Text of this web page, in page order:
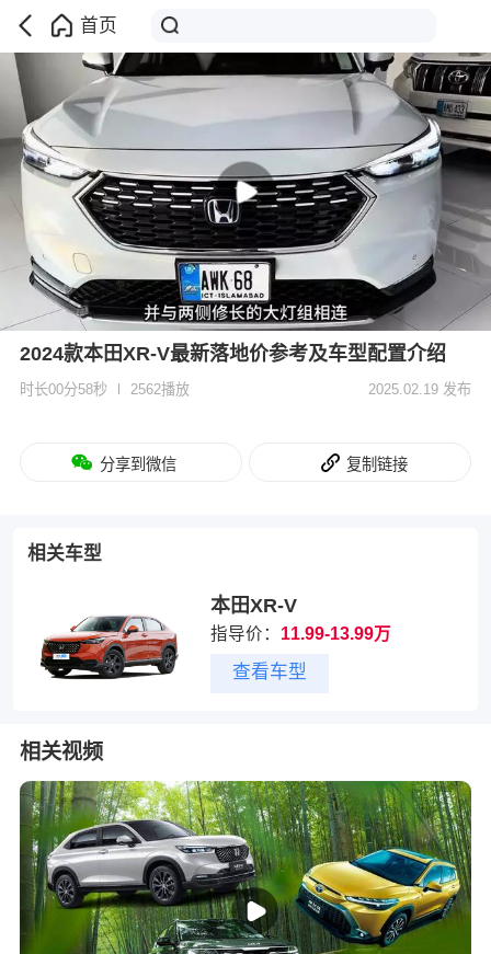
首页
2024款本田XR-V最新落地价参考及车型配置介绍
时长00分58秒 2562播放 2025.02.19 发布
分享到微信 复制链接
相关车型
本田XR-V
指导价： 11.99-13.99万
查看车型
相关视频